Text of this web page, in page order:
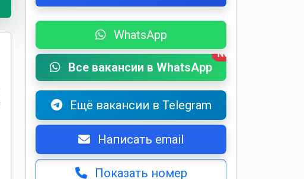
WhatsApp
Все вакансии в WhatsApp
New
Ещё вакансии в Telegram
Написать email
Показать номер